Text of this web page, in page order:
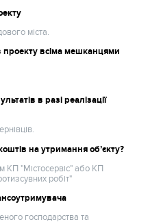
міста.
проекту всіма мешканцями
в разі реалізації
на утримання об’єкту?
КП "Містосервіс" або КП
робіт"
господарства та